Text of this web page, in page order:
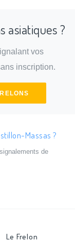
asiatiques ?
vos
inscription.
Massas ?
de
Le Frelon